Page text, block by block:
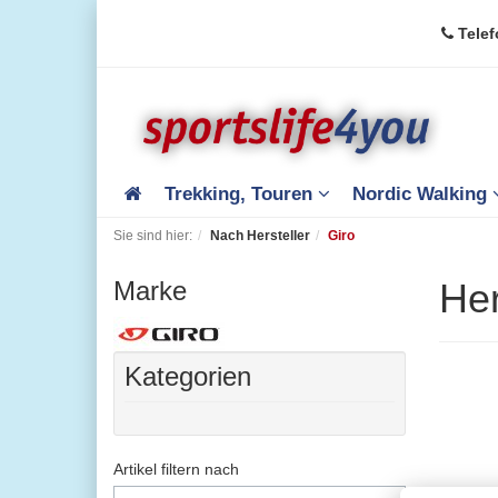
Trekking, Touren Nordic Walking
Sie sind hier: Nach Hersteller Giro
Marke
Kategorien
Artikel filtern nach